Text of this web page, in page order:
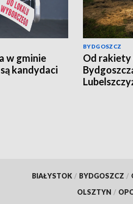
w gminie
kandydaci
BYDGOSZCZ
Od rakiety
BIAŁYSTOK / BYDGOSZCZ /
OLSZTYN /